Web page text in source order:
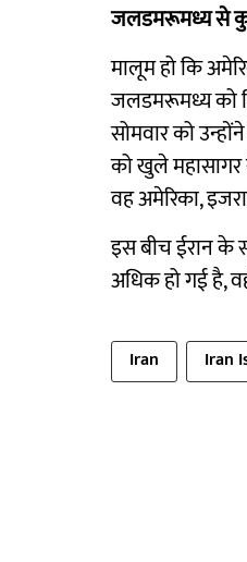
जलडमरूमध्य से
मालूम हो कि
जलडमरूमध्य को
सोमवार को
को खुले
वह अमेरिका,
इस बीच ईरान के
अधिक हो गई है,
Iran Iran